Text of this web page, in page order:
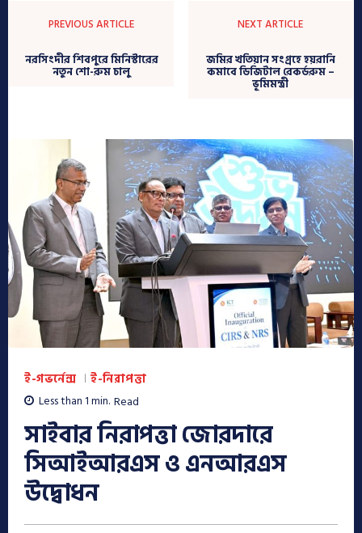
PREVIOUS ARTICLE
নরসিংদীর শিবপুরে মিনিস্টারের
নতুন শো-রুম চালু
NEXT ARTICLE
জমির খতিয়ান সংগ্রহে হয়রানি
কমাবে ডিজিটাল রেকর্ডরুম –
ভূমিমন্ত্রী